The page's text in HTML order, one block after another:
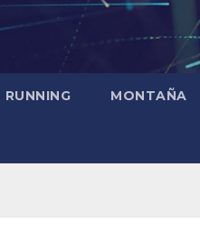
RUNNING MONTAÑA